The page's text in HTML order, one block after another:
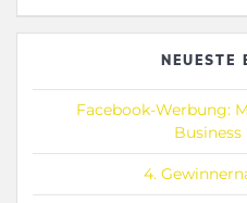
NEUESTE
Facebook-Werbung:
Business
4.